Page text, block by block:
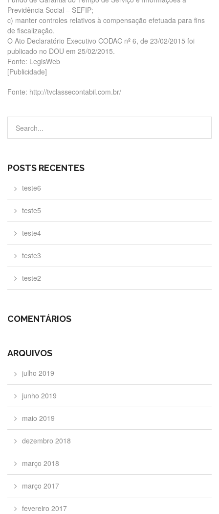
Previdência Social – SEFIP;
c) manter controles relativos à compensação efetuada para fins
de fiscalização.
O Ato Declaratório Executivo CODAC nº 6, de 23/02/2015 foi
publicado no DOU em 25/02/2015.
Fonte: LegisWeb
[Publicidade]
Fonte: http://tvclassecontabil.com.br/
POSTS RECENTES
teste6
teste5
teste4
teste3
teste2
COMENTÁRIOS
ARQUIVOS
julho 2019
junho 2019
maio 2019
dezembro 2018
março 2018
março 2017
fevereiro 2017